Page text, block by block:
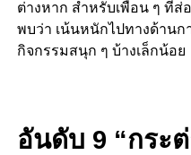
ต่างหาก สำหรับเพื่อน ๆ ที่ส่
พบว่า เน้นหนักไปทางด้านก
กิจกรรมสนุก ๆ บ้างเล็กน้อย
อันดับ 9 “กระ